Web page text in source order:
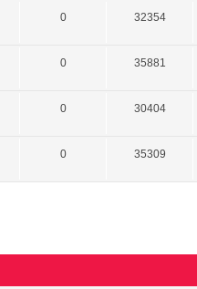
0 32354
0 35881
0 30404
0 35309